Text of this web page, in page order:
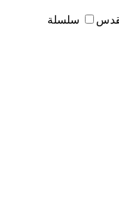
سلسلة